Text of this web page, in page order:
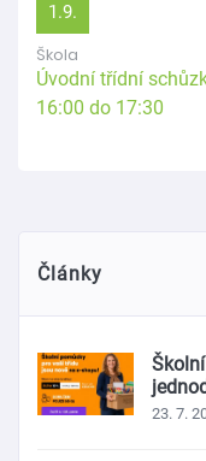
1.9.
Škola
Úvodní třídní
16:00 do 17:30
Články
23. 7.